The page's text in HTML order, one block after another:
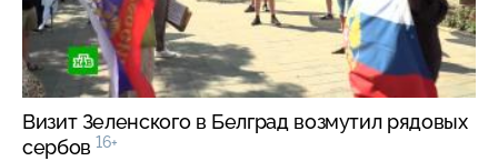
Визит Зеленского в Белград возмутил рядовых
сербов 16+